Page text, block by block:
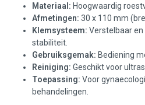
Materiaal: Hoogwaardig
Afmetingen: 30 x 110 mm
Klemsysteem: Verstelbaar
stabiliteit.
Gebruiksgemak: Bediening
Reiniging: Geschikt voor
Toepassing: Voor
behandelingen.